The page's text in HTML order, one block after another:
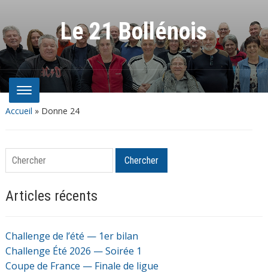
Le 21 Bollénois
Accueil » Donne 24
Chercher Chercher
Articles récents
Challenge de l’été — 1er bilan
Challenge Été 2026 — Soirée 1
Coupe de France — Finale de ligue